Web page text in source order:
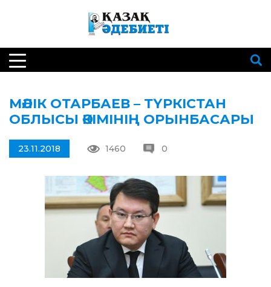
МӘЛІК ОТАРБАЕВ – ТҮРКІСТАН
ОБЛЫСЫ ӘКІМІНІҢ ОРЫНБАСАРЫ
23.11.2018 1460 0